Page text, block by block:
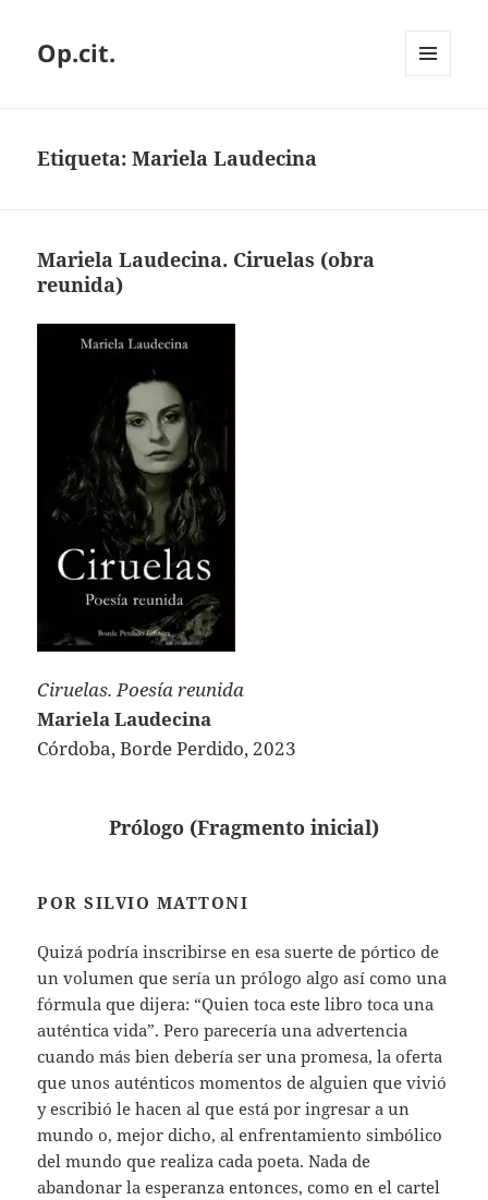
Op.cit.
Etiqueta:Mariela Laudecina
Mariela Laudecina. Ciruelas (obra
reunida)
Ciruelas. Poesía reunida
Mariela Laudecina
Córdoba, Borde Perdido, 2023
Prólogo (Fragmento inicial)
POR SILVIO MATTONI
Quizá podría inscribirse en esa suerte de pórtico de
un volumen que sería un prólogo algo así como una
fórmula que dijera: “Quien toca este libro toca una
auténtica vida”. Pero parecería una advertencia
cuando más bien debería ser una promesa, la oferta
que unos auténticos momentos de alguien que vivió
y escribió le hacen al que está por ingresar a un
mundo o, mejor dicho, al enfrentamiento simbólico
del mundo que realiza cada poeta. Nada de
abandonar la esperanza entonces, como en el cartel